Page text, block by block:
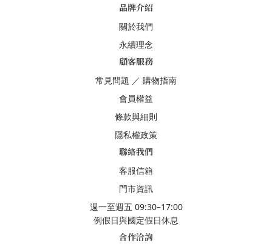
品牌介紹
關於我們
永續理念
顧客服務
常見問題 ／ 購物指南
會員權益
條款與細則
隱私權政策
聯絡我們
客服信箱
門市資訊
週一至週五 09:30–17:00
例假日與國定假日休息
合作洽詢